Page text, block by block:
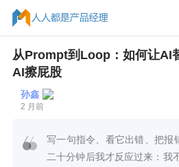
从Prompt到Loop：如何让AI
AI擦屁股
孙鑫
2 月前
写一句指令、看它出错、把
二十分钟后我才反应过来：我